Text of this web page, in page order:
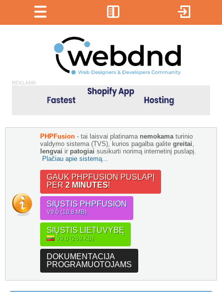
REKLAMA
PHPFusion - tai laisvai platinama nemokama turinio
valdymo sistema (TVS), kurios pagalba galite greitai
lengvai ir patogiai susikurti norimą internetinį puslapį.
Plačiau apie sistemą...
GAUK PHPFUSION PUSLAPĮ
PER 2 MINUTES!
SIŲSTIS PHPFUSION
V9.0 (10.8 MB)
SIŲSTIS LIETUVYBĘ
V9.0 (269 KB)
DOKUMENTACIJA
PROGRAMUOTOJAMS